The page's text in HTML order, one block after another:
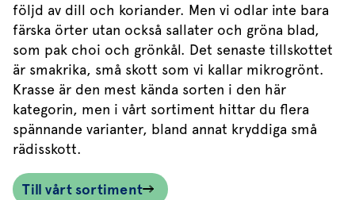
följd av dill och koriander. Men vi odlar inte bara
färska örter utan också sallater och gröna blad,
som pak choi och grönkål. Det senaste tillskottet
är smakrika, små skott som vi kallar mikrogrönt.
Krasse är den mest kända sorten i den här
kategorin, men i vårt sortiment hittar du flera
spännande varianter, bland annat kryddiga små
rädisskott.
Till vårt sortiment